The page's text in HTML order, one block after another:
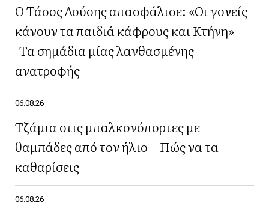
Ο Τάσος Δούσης απασφάλισε: «Οι γονείς
κάνουν τα παιδιά κάφρους και Κτήνη»
-Τα σημάδια μίας λανθασμένης
ανατροφής
06.08.26
Τζάμια στις μπαλκονόπορτες με
θαμπάδες από τον ήλιο – Πώς να τα
καθαρίσεις
06.08.26